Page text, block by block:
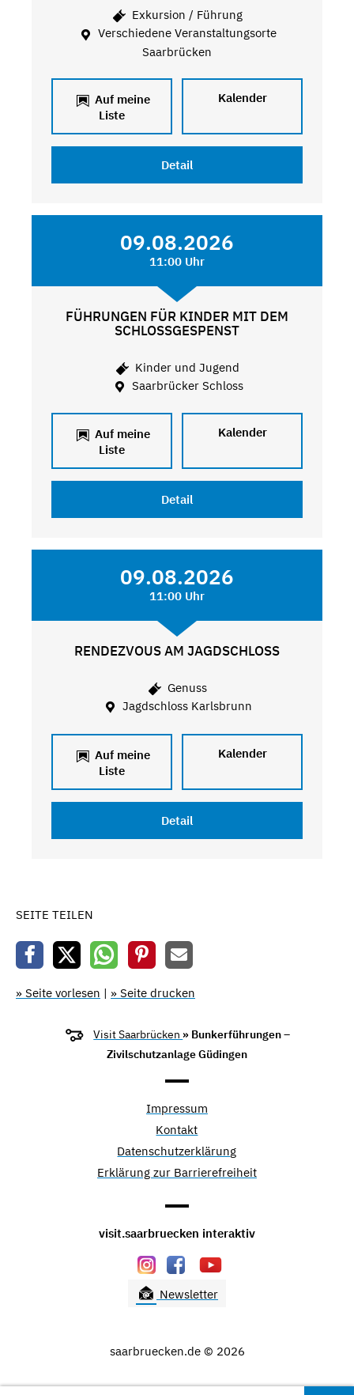
Exkursion / Führung
Verschiedene Veranstaltungsorte
Saarbrücken
Auf meine
Liste
Kalender
Detail
09.08.2026
11:00 Uhr
FÜHRUNGEN FÜR KINDER MIT DEM
SCHLOSSGESPENST
Kinder und Jugend
Saarbrücker Schloss
Auf meine
Liste
Kalender
Detail
09.08.2026
11:00 Uhr
RENDEZVOUS AM JAGDSCHLOSS
Genuss
Jagdschloss Karlsbrunn
Auf meine
Liste
Kalender
Detail
SEITE TEILEN
» Seite vorlesen | » Seite drucken
Visit Saarbrücken » Bunkerführungen –
Zivilschutzanlage Güdingen
Impressum
Kontakt
Datenschutzerklärung
Erklärung zur Barrierefreiheit
visit.saarbruecken interaktiv
Newsletter
saarbruecken.de © 2026